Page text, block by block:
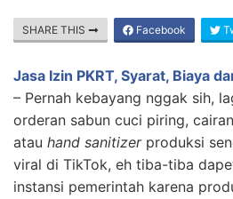
SHARE THIS Facebook
Jasa Izin PKRT, Syarat, Biaya
– Pernah kebayang nggak sih,
orderan sabun cuci piring,
atau hand sanitizerproduksi
viral di TikTok, eh tiba-tiba
instansi pemerintah karena